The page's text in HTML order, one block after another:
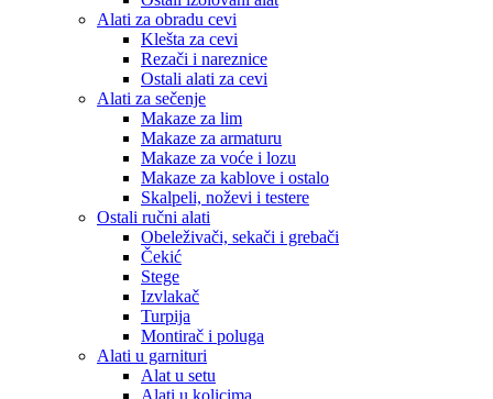
Alati za obradu cevi
Klešta za cevi
Rezači i nareznice
Ostali alati za cevi
Alati za sečenje
Makaze za lim
Makaze za armaturu
Makaze za voće i lozu
Makaze za kablove i ostalo
Skalpeli, noževi i testere
Ostali ručni alati
Obeleživači, sekači i grebači
Čekić
Stege
Izvlakač
Turpija
Montirač i poluga
Alati u garnituri
Alat u setu
Alati u kolicima